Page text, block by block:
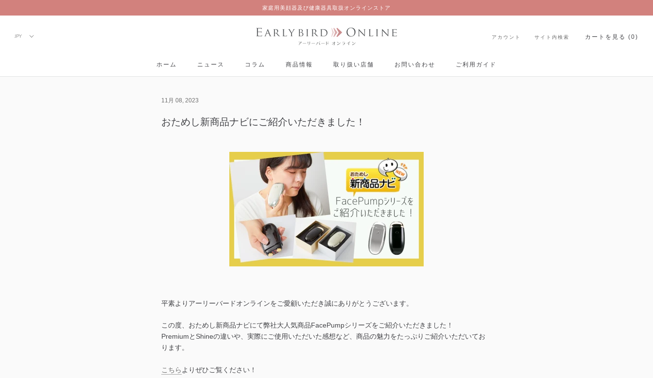
to
家庭用美顔器及び健康器具取扱オンラインストア
ホーム
ニュース
コラム
商品情報
取り扱い店舗
お問い合わせ
ご利用ガイド
アカウント サイト内検索 カートを見る (0)
11月 08, 2023
おためし新商品ナビにご紹介いただきました！
平素よりアーリーバードオンラインをご愛顧いただき誠にありがとうございます。
この度、おためし新商品ナビにて弊社大人気商品FacePumpシリーズをご紹介いただきました！
PremiumとShineの違いや、実際にご使用いただいた感想など、商品の魅力をたっぷりご紹介いただいてお
ります。
こちらよりぜひご覧ください！